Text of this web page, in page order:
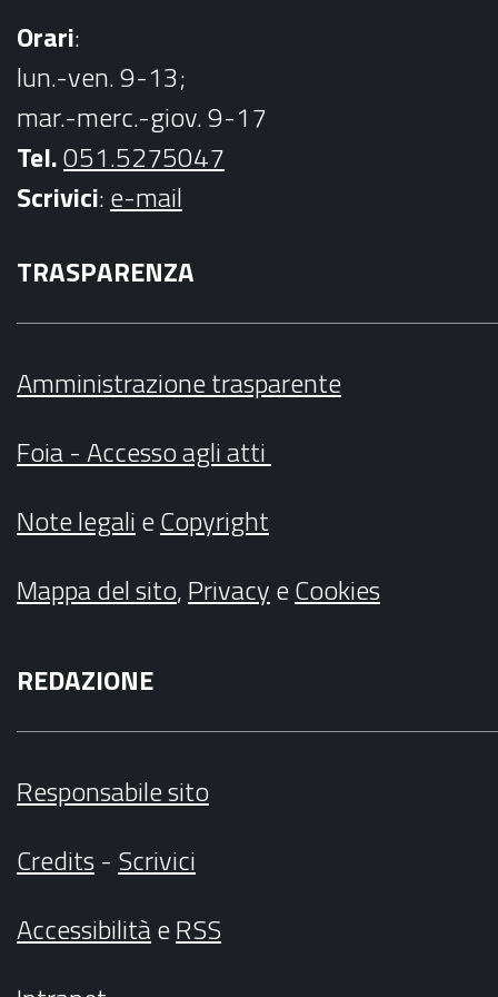
Orari:
lun.-ven. 9-13;
mar.-merc.-giov. 9-17
Tel.051.5275047
Scrivici:e-mail
TRASPARENZA
Amministrazione trasparente
Foia - Accesso agli atti
Note legalieCopyright
Mappa del sito,PrivacyeCookies
REDAZIONE
Responsabile sito
Credits- Scrivici
AccessibilitàeRSS